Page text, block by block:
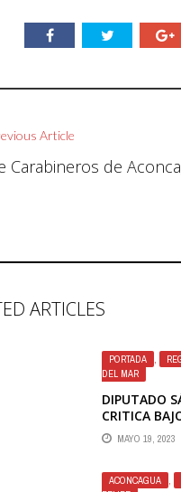
Article
Carabineros de
ARTICLES
PORTADA ,
DEL MAR
DIPUTADO
CRITICA
DE VIÑA DEL
ESTUDIO DE
MAYO 19, 2023
ACONCAGUA ,